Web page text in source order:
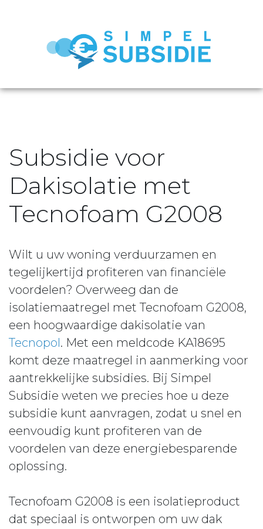
Subsidie voor
Dakisolatie met
Tecnofoam G2008
Wilt u uw woning verduurzamen en
tegelijkertijd profiteren van financiële
voordelen? Overweeg dan de
isolatiemaatregel met Tecnofoam G2008,
een hoogwaardige dakisolatie van
Tecnopol. Met een meldcode KA18695
komt deze maatregel in aanmerking voor
aantrekkelijke subsidies. Bij Simpel
Subsidie weten we precies hoe u deze
subsidie kunt aanvragen, zodat u snel en
eenvoudig kunt profiteren van de
voordelen van deze energiebesparende
oplossing.
Tecnofoam G2008 is een isolatieproduct
dat speciaal is ontworpen om uw dak